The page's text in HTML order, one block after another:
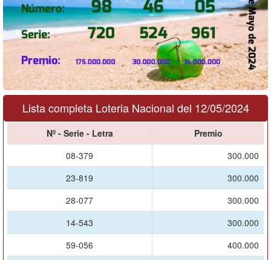
Lista completa Loteria Nacional del 12/05/2024
Nº - Serie - Letra
Premio
08-379
300.000
23-819
300.000
28-077
300.000
14-543
300.000
59-056
400.000